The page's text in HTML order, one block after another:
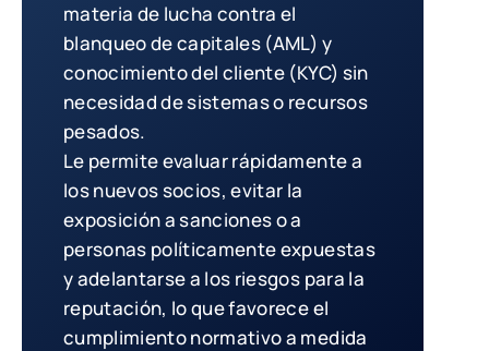
materia de lucha contra el
blanqueo de capitales (AML) y
conocimiento del cliente (KYC) sin
necesidad de sistemas o recursos
pesados.
Le permite evaluar rápidamente a
los nuevos socios, evitar la
exposición a sanciones o a
personas políticamente expuestas
y adelantarse a los riesgos para la
reputación, lo que favorece el
cumplimiento normativo a medida